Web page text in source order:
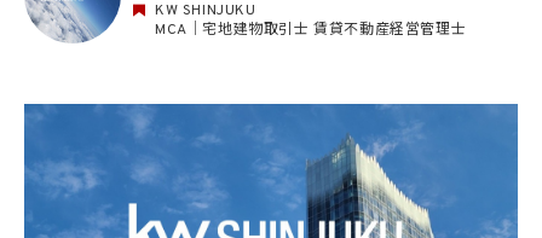
3. 個人情報利用目的の変更
4. 個人情報利用の制限
4.1 当社は、個人情報保護法その他の法令により許容される場合を除き、本人の同意を得
ず、利用目的の達成に必要な範囲を超えて個人情報を取り扱いません。但し、次の場合は
この限りではありません。
(1) 法令に基づく場合
(2) 人の生命、身体又は財産の保護のために必要がある場合であって、本人の同意を得
KW SHINJUKU
MCA｜宅地建物取引士 賃貸不動産経営管理士